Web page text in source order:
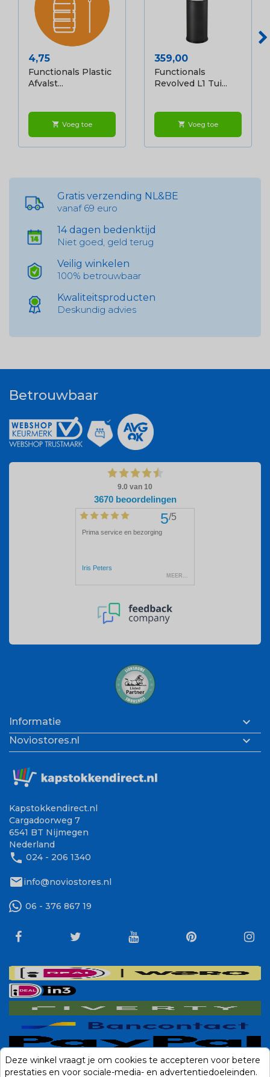
Prijs
4,75
Functionals Plastic
Afvalst...
shopping_cart Voeg toe
Prijs
359,00
Functionals
Revolved L1 Tui...
shopping_cart Voeg toe
Gratis verzending NL&BE
vanaf 69 euro
14 dagen bedenktijd
Niet goed, geld terug
Veilig winkelen
100% betrouwbaar
Kwaliteitsproducten
Deskundig advies
Betrouwbaar
Informatie 
Noviostores.nl 
Kapstokkendirect.nl
Cargadoorweg 7
6541 BT Nijmegen
Nederland
phone 024 - 206 1340
mailinfo@noviostores.nl
06 - 376 867 19
Deze winkel vraagt je om cookies te accepteren voor betere
prestaties en voor sociale-media- en advertentiedoeleinden.